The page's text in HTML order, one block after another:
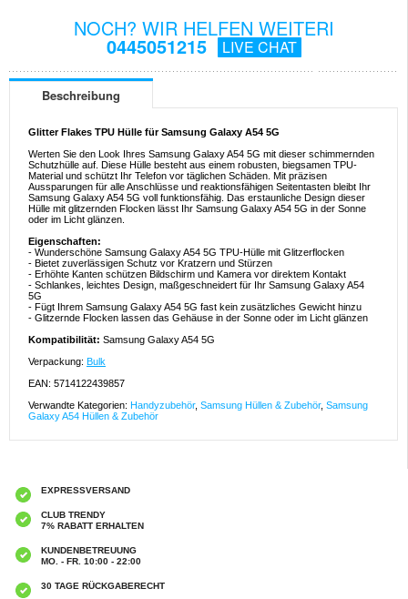
NOCH? WIR HELFEN WEITERI
0445051215 LIVE CHAT
Beschreibung
Glitter Flakes TPU Hülle für Samsung Galaxy A54 5G
Werten Sie den Look Ihres Samsung Galaxy A54 5G mit dieser schimmernden
Schutzhülle auf. Diese Hülle besteht aus einem robusten, biegsamen TPU-
Material und schützt Ihr Telefon vor täglichen Schäden. Mit präzisen
Aussparungen für alle Anschlüsse und reaktionsfähigen Seitentasten bleibt Ihr
Samsung Galaxy A54 5G voll funktionsfähig. Das erstaunliche Design dieser
Hülle mit glitzernden Flocken lässt Ihr Samsung Galaxy A54 5G in der Sonne
oder im Licht glänzen.
Eigenschaften:
- Wunderschöne Samsung Galaxy A54 5G TPU-Hülle mit Glitzerflocken
- Bietet zuverlässigen Schutz vor Kratzern und Stürzen
- Erhöhte Kanten schützen Bildschirm und Kamera vor direktem Kontakt
- Schlankes, leichtes Design, maßgeschneidert für Ihr Samsung Galaxy A54
5G
- Fügt Ihrem Samsung Galaxy A54 5G fast kein zusätzliches Gewicht hinzu
- Glitzernde Flocken lassen das Gehäuse in der Sonne oder im Licht glänzen
Kompatibilität: Samsung Galaxy A54 5G
Verpackung: Bulk
EAN: 5714122439857
Verwandte Kategorien: Handyzubehör, Samsung Hüllen & Zubehör, Samsung
Galaxy A54 Hüllen & Zubehör
EXPRESSVERSAND
CLUB TRENDY
7% RABATT ERHALTEN
KUNDENBETREUUNG
MO. - FR. 10:00 - 22:00
30 TAGE RÜCKGABERECHT